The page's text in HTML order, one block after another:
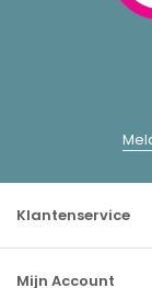
Klantenservice
Mijn Account